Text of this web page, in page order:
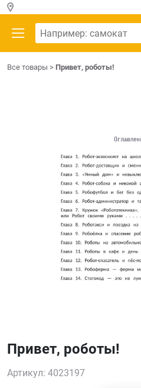
Все товары > Привет, роботы!
Привет, роботы!
Артикул: 4023197